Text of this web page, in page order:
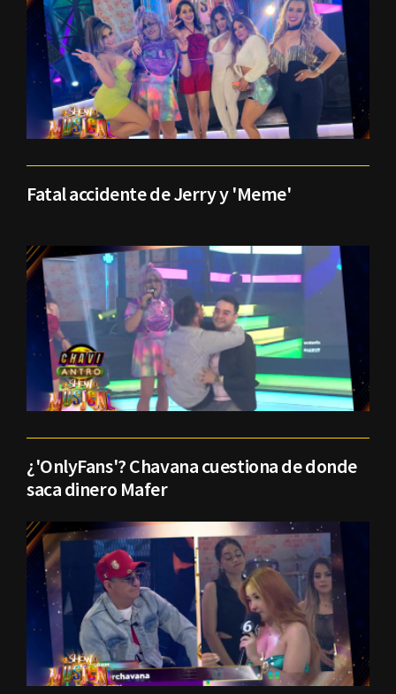
Fatal accidente de Jerry y 'Meme'
¿'OnlyFans'? Chavana cuestiona de donde
saca dinero Mafer